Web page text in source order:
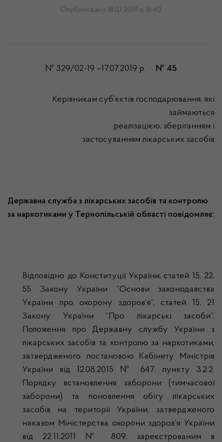
Опубліковано 18.07.2019 о 16:40
№ 329/02-19 –17.07.2019 р. № 45
Керівникам суб’єктів господарювання, які
займаються
реалізацією, зберіганням і
застосуванням лікарських засобів
Державна служба з лікарських засобів та контролю
за наркотиками у Тернопільській області повідомляє:
Відповідно до Конституції України, статей 15, 22,
55 Закону України “Основи законодавства
України про охорону здоров’я”, статей 15, 21
Закону України “Про лікарські засоби”,
Положення про Державну службу України з
лікарських засобів та контролю за наркотиками,
затвердженого постановою Кабінету Міністрів
України від 12.08.2015 № 647, пункту 3.2.2.
Порядку встановлення заборони (тимчасової
заборони) та поновлення обігу лікарських
засобів на території України, затвердженого
наказом Міністерства охорони здоров’я України
від 22.11.2011 № 809, зареєстрованим в